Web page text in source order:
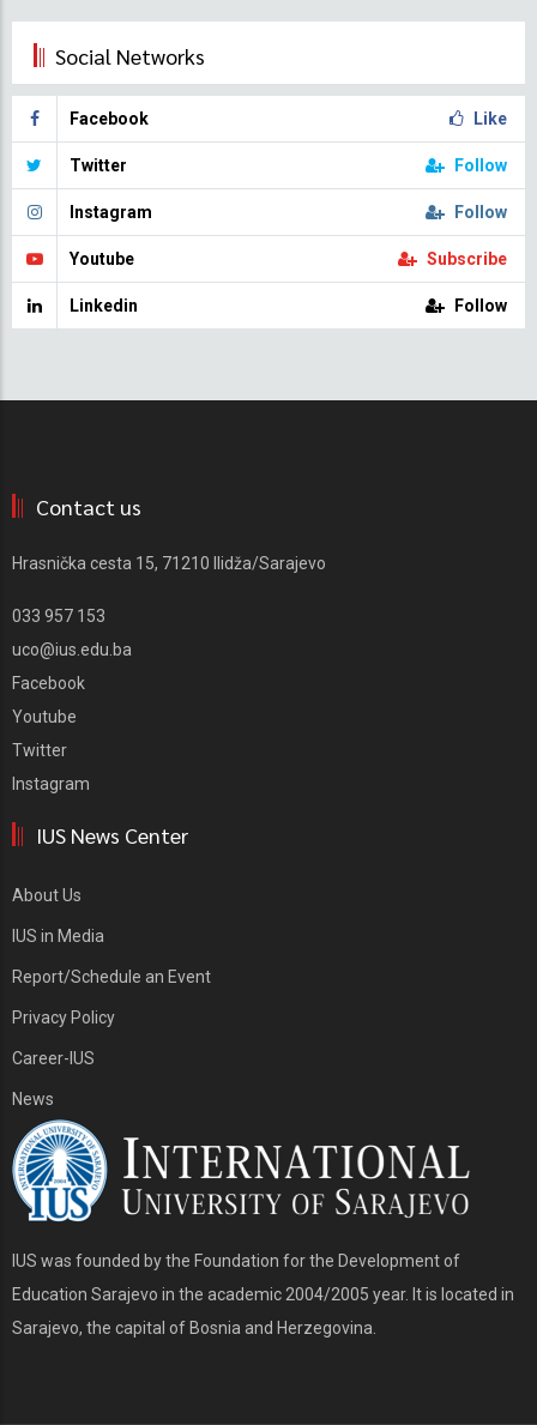
Social Networks
Facebook Like
Twitter Follow
Instagram Follow
Youtube Subscribe
Linkedin Follow
Contact us
Hrasnička cesta 15, 71210 Ilidža/Sarajevo
033 957 153
uco@ius.edu.ba
Facebook
Youtube
Twitter
Instagram
IUS News Center
About Us
IUS in Media
Report/Schedule an Event
Privacy Policy
Career-IUS
News
IUS was founded by the Foundation for the Development of
Education Sarajevo in the academic 2004/2005 year. It is located in
Sarajevo, the capital of Bosnia and Herzegovina.